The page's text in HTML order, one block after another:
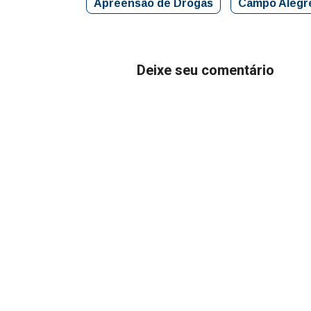
Apreensão de Drogas Campo
Deixe seu comentário